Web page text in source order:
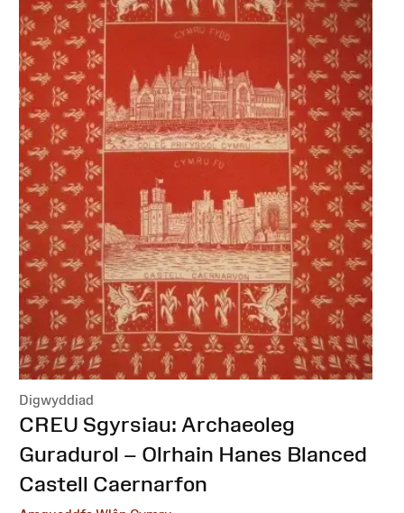
Digwyddiad
:CREU Sgyrsiau: Archaeoleg
Guradurol – Olrhain Hanes Blanced
Castell Caernarfon